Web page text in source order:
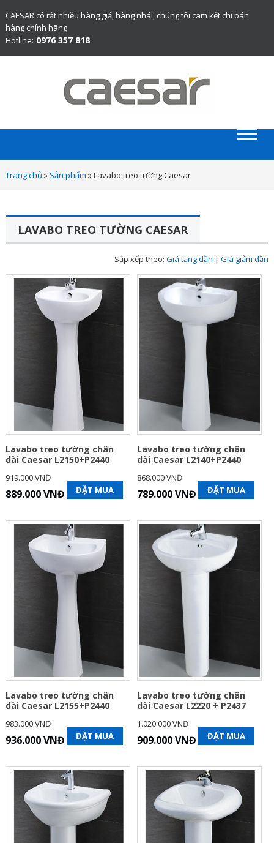
CAESAR có rất nhiều hàng giả, hàng nhái, chúng tôi cam kết chỉ bán
hàng chính hãng.
Hotline: 0976 357 818
Trang chủ » Sản phẩm »Lavabo treo tường Caesar
LAVABO TREO TƯỜNG CAESAR
Sắp xếp theo:Giá tăng dần |Giá giảm dần
Lavabo treo tường chân
dài Caesar L2150+P2440
919.000 VNĐ
889.000 VNĐ ĐẶT MUA
Lavabo treo tường chân
dài Caesar L2140+P2440
868.000 VNĐ
789.000 VNĐ ĐẶT MUA
Lavabo treo tường chân
dài Caesar L2155+P2440
983.000 VNĐ
936.000 VNĐ ĐẶT MUA
Lavabo treo tường chân
dài Caesar L2220 + P2437
1.020.000 VNĐ
909.000 VNĐ ĐẶT MUA